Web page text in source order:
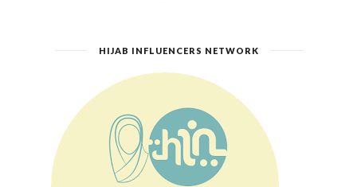
HIJAB INFLUENCERS NETWORK